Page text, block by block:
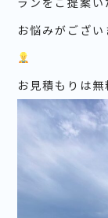
お悩みがござ
お見積もりは